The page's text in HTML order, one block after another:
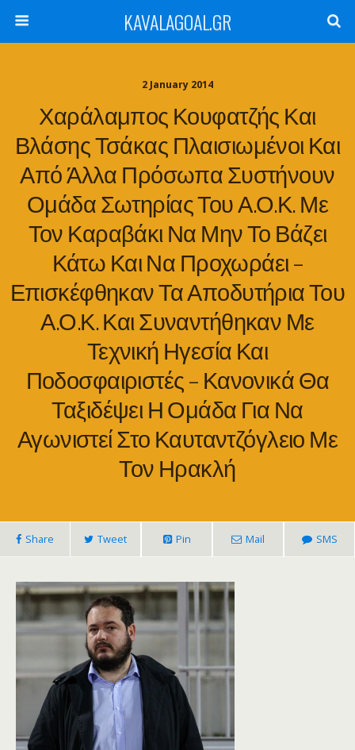
KAVALAGOAL.GR
2 January 2014
Χαράλαμπος Κουφατζής Και
Βλάσης Τσάκας Πλαισιωμένοι Και
Από Άλλα Πρόσωπα Συστήνουν
Ομάδα Σωτηρίας Του Α.Ο.Κ. Με
Τον Καραβάκι Να Μην Το Βάζει
Κάτω Και Να Προχωράει –
Επισκέφθηκαν Τα Αποδυτήρια Του
Α.Ο.Κ. Και Συναντήθηκαν Με
Τεχνική Ηγεσία Και
Ποδοσφαιριστές – Κανονικά Θα
Ταξιδέψει Η Ομάδα Για Να
Αγωνιστεί Στο Καυταντζόγλειο Με
Τον Ηρακλή
Share Tweet Pin Mail SMS